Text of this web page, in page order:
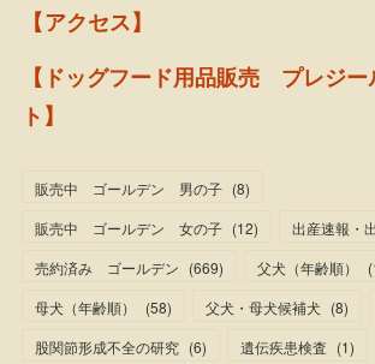
【アクセス】
【ドッグフード用品販売 プレジー
ト】
販売中 ゴールデン 男の子 (8)
販売中 ゴールデン 女の子 (12) 出産速報・
売約済み ゴールデン (669) 父犬（年齢順） (
母犬（年齢順）
(58) 父犬・母犬候補犬 (8)
股関節形成不全の研究 (6) 遺伝疾患検査 (1)